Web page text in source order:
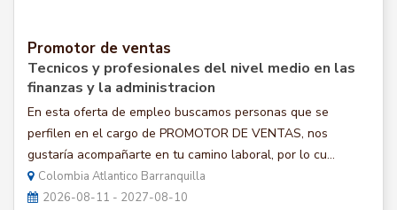
Promotor de ventas
Tecnicos y profesionales del nivel medio en las
finanzas y la administracion
En esta oferta de empleo buscamos personas que se
perfilen en el cargo de PROMOTOR DE VENTAS, nos
gustaría acompañarte en tu camino laboral, por lo cu...
Colombia Atlantico Barranquilla
2026-08-11 - 2027-08-10